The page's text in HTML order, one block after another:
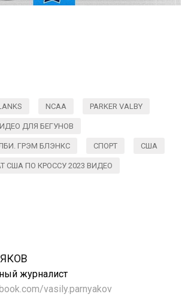
NCAA PARKER VALBY
ДЛЯ БЕГУНОВ
ГРЭМ БЛЭНКС СПОРТ США
США ПО КРОССУ 2023 ВИДЕО
журналист
vasily.parnyakov